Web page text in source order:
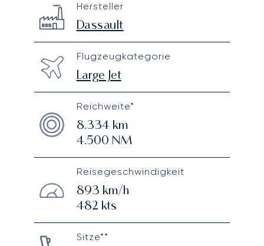
Technical specifications
Hersteller
Dassault
Flugzeugkategorie
Large Jet
Reichweite*
8.334km
4.500 NM
Reisegeschwindigkeit
893 km/h
482 kts
Sitze**